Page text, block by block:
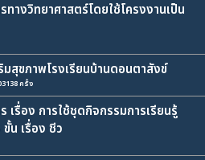
างวิทยาศาสตร์โดยใช้โครงงานเป็น
มสุขภาพโรงเรียนบ้านดอนตาสังข์
ครั้ง
เรื่อง การใช้ชุดกิจกรรมการเรียนรู้
ขั้น เรื่อง ชีว